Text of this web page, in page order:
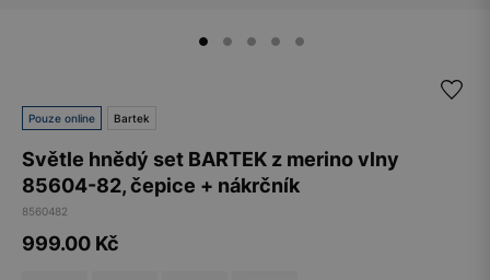
Pouze online Bartek
Světle hnědý set BARTEK z merino vlny
85604-82, čepice + nákrčník
8560482
999.00 Kč